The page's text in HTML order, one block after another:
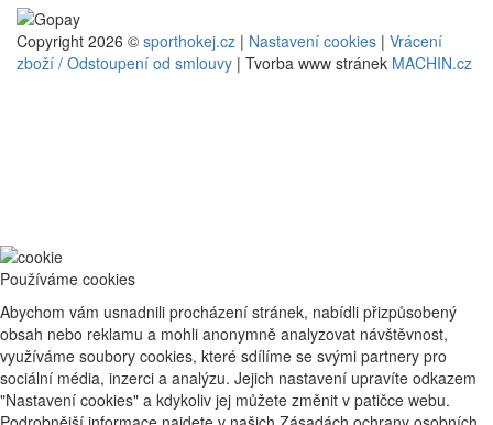
Copyright 2026 © sporthokej.cz | Nastavení cookies | Vrácení
zboží / Odstoupení od smlouvy | Tvorba www stránek MACHIN.cz
Používáme cookies
Abychom vám usnadnili procházení stránek, nabídli přizpůsobený
obsah nebo reklamu a mohli anonymně analyzovat návštěvnost,
využíváme soubory cookies, které sdílíme se svými partnery pro
sociální média, inzerci a analýzu. Jejich nastavení upravíte odkazem
"Nastavení cookies" a kdykoliv jej můžete změnit v patičce webu.